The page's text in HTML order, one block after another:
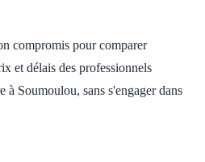
compromis pour comparer
et délais des professionnels
à Soumoulou, sans s'engager dans